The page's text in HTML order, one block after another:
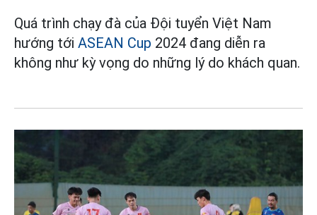
Quá trình chạy đà của Đội tuyển Việt Nam
hướng tới ASEAN Cup 2024 đang diễn ra
không như kỳ vọng do những lý do khách quan.